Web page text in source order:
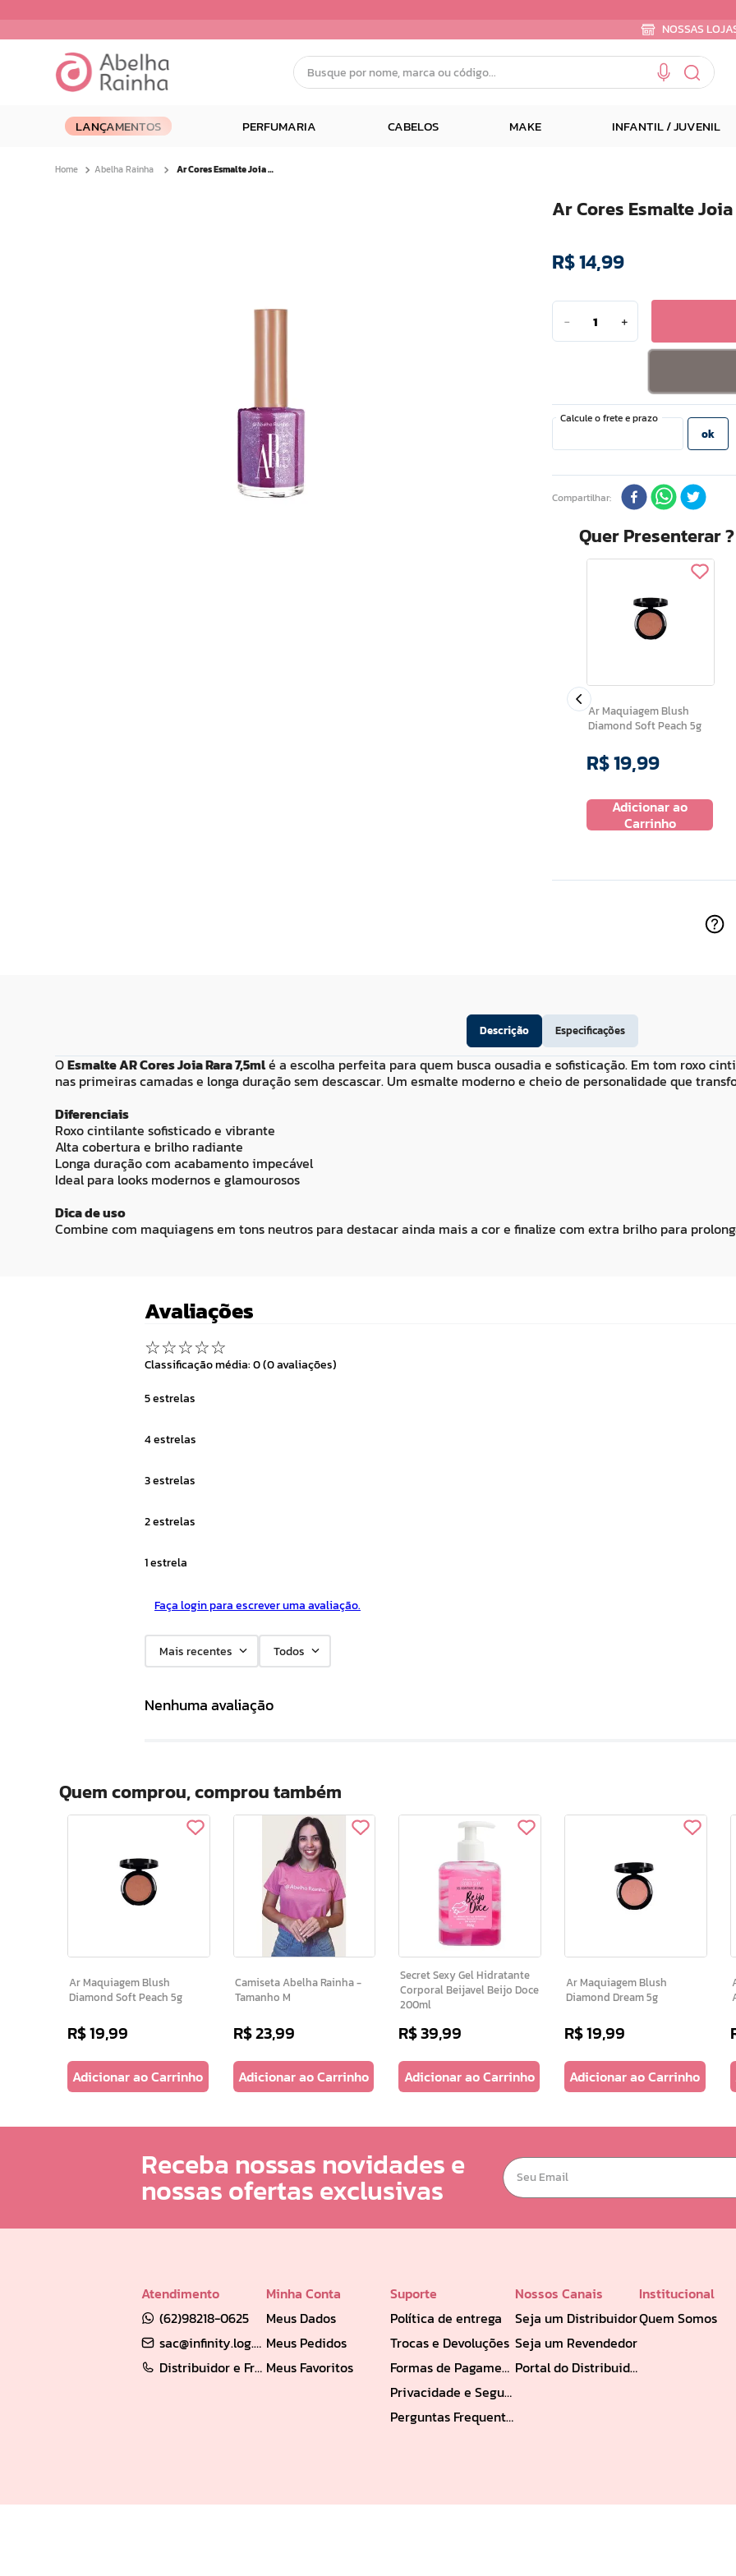
NOSSAS
Busque por nome, marca ou código...
LANÇAMENTOS PERFUMARIA CABELOS MAKE INFANTIL / JUVENIL
Abelha Rainha Ar Cores Esmalte Joia Rara 9ml
Ar Cores Esmalte
R$14,99
＋
－
Compartilhar
Quer Presenterar
Ar Maquiagem Blush
Diamond Soft Peach 5g
R$19,99
Adicionar ao
Carrinho
Descrição Especificações
OEsmalte AR Cores Joia Rara 7,5mlé a escolha perfeita para quem busca ousadia e sofisticação. Em tom roxo
nas primeiras camadas e longa duração sem descascar. Um esmalte moderno e cheio de personalidade que
Diferenciais
Roxo cintilante sofisticado e vibrante
Alta cobertura e brilho radiante
Longa duração com acabamento impecável
Ideal para looks modernos e glamourosos
Dica de uso
Combine com maquiagens em tons neutros para destacar ainda mais a cor e finalize com extra brilho para
Avaliações
☆☆☆☆☆
Classificação média: 0(0 avaliações)
5 estrelas
4 estrelas
3 estrelas
2 estrelas
1 estrela
Faça login para escrever uma avaliação.
Mais recentes Todos
Nenhuma avaliação
Quem comprou, comprou também
Ar Maquiagem Blush
Diamond Soft Peach 5g
R$19,99
Adicionar ao Carrinho
Camiseta Abelha Rainha -
Tamanho M
R$23,99
Adicionar ao Carrinho
Secret Sexy Gel Hidratante
Corporal Beijavel Beijo Doce
200ml
R$39,99
Adicionar ao Carrinho
Ar Maquiagem Blush
Diamond Dream 5g
R$19,99
Adicionar ao Carrinho
Receba nossas novidades e
nossas ofertas exclusivas
Atendimento
(62)98218-0625
sac@infinity.log.br
Distribuidor e Franqueado: (62) 98189-0213
Minha Conta
Meus Dados
Meus Pedidos
Meus Favoritos
Suporte
Política de entrega
Trocas e Devoluções
Formas de Pagamento
Privacidade e Segurança
Perguntas Frequentes
Nossos Canais
Seja um Distribuidor
Seja um Revendedor
Portal do Distribuidor
Institucional
Quem Somos
dermopes
3º
facial